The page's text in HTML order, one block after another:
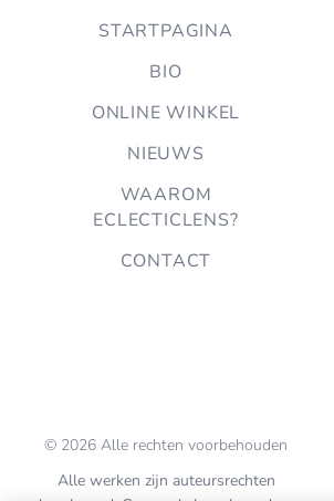
STARTPAGINA
BIO
ONLINE WINKEL
NIEUWS
WAAROM
ECLECTICLENS?
CONTACT
© 2026 Alle rechten voorbehouden
Alle werken zijn auteursrechten